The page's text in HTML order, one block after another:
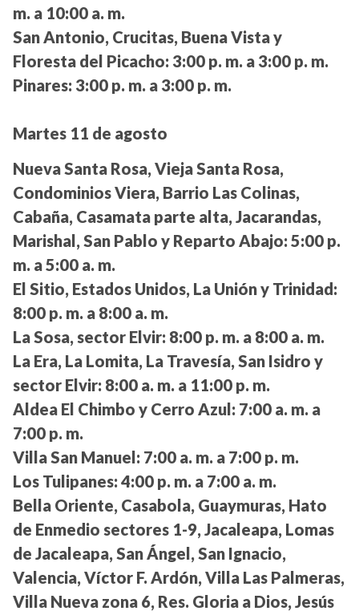
m. a 10:00 a. m.
San Antonio, Crucitas, Buena Vista y
Floresta del Picacho: 3:00 p. m. a 3:00 p. m.
Pinares: 3:00 p. m. a 3:00 p. m.
Martes 11 de agosto
Nueva Santa Rosa, Vieja Santa Rosa,
Condominios Viera, Barrio Las Colinas,
Cabaña, Casamata parte alta, Jacarandas,
Marishal, San Pablo y Reparto Abajo: 5:00 p.
m. a 5:00 a. m.
El Sitio, Estados Unidos, La Unión y Trinidad:
8:00 p. m. a 8:00 a. m.
La Sosa, sector Elvir: 8:00 p. m. a 8:00 a. m.
La Era, La Lomita, La Travesía, San Isidro y
sector Elvir: 8:00 a. m. a 11:00 p. m.
Aldea El Chimbo y Cerro Azul: 7:00 a. m. a
7:00 p. m.
Villa San Manuel: 7:00 a. m. a 7:00 p. m.
Los Tulipanes: 4:00 p. m. a 7:00 a. m.
Bella Oriente, Casabola, Guaymuras, Hato
de Enmedio sectores 1-9, Jacaleapa, Lomas
de Jacaleapa, San Ángel, San Ignacio,
Valencia, Víctor F. Ardón, Villa Las Palmeras,
Villa Nueva zona 6, Res. Gloria a Dios, Jesús